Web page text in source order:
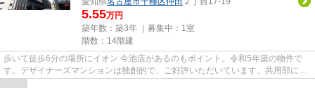
5.55万円
築年数：築3年 ｜募集中： 1室
階数：14階建
歩いて徒歩6分の場所にイオン 今池店があるのもポイント。令和5年築の物件で
す。デザイナーズマンションは独創的で、ご好評いただいています。共用部には